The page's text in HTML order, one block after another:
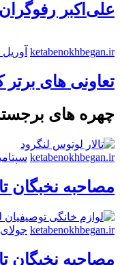
علی‌اکبر
ketabenokhbegan.ir آوریل 26, 2021
تعاونی های برتر
چهره های
ketabenokhbegan.ir سپتامبر 1,
مصاحبه نخبگان
ketabenokhbegan.ir جولای 25, 2021
مصاحبه نخبگان